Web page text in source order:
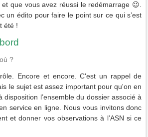
que vous avez réussi le redémarrage 😉.
un édito pour faire le point sur ce qui s’est
été !
?
Encore et encore. C'est un rappel de
le sujet est assez important pour qu'on en
disposition l’ensemble du dossier associé à
service en ligne. Nous vous invitons donc
et donner vos observations à l’ASN si ce